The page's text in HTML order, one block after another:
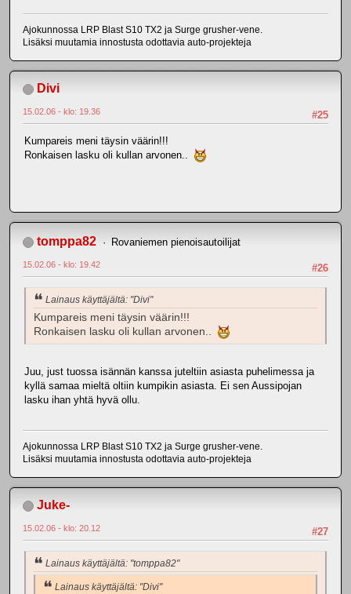
Ajokunnossa LRP Blast S10 TX2 ja Surge grusher-vene.
Lisäksi muutamia innostusta odottavia auto-projekteja
Divi
#25
15.02.06 - klo: 19.36
Kumpareis meni täysin väärin!!!
Ronkaisen lasku oli kullan arvonen..
tomppa82 Rovaniemen pienoisautoilijat
#26
15.02.06 - klo: 19.42
Lainaus käyttäjältä: "Divi"
Kumpareis meni täysin väärin!!!
Ronkaisen lasku oli kullan arvonen..
Juu, just tuossa isännän kanssa juteltiin asiasta puhelimessa ja
kyllä samaa mieltä oltiin kumpikin asiasta. Ei sen Aussipojan
lasku ihan yhtä hyvä ollu.
Ajokunnossa LRP Blast S10 TX2 ja Surge grusher-vene.
Lisäksi muutamia innostusta odottavia auto-projekteja
Juke-
#27
15.02.06 - klo: 20.12
Lainaus käyttäjältä: "tomppa82"
Lainaus käyttäjältä: "Divi"